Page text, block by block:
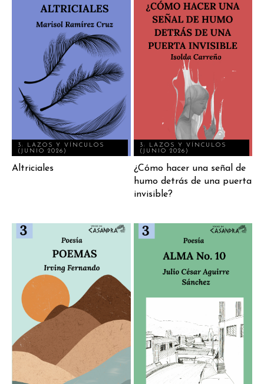
3: LAZOS Y VÍNCULOS
(JUNIO 2026)
Altriciales
3: LAZOS Y VÍNCULOS
(JUNIO 2026)
¿Cómo hacer una señal de
humo detrás de una puerta
invisible?